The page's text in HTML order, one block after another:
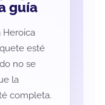
guía
Heroica
esté
no se
la
completa.